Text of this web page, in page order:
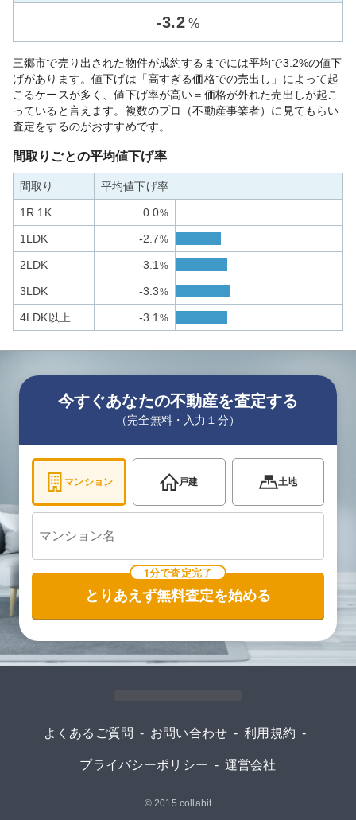
-3.2 %
三郷市で売り出された物件が成約するまでには平均で3.2%の値下
げがあります。値下げは「高すぎる価格での売出し」によって起
こるケースが多く、値下げ率が高い＝価格が外れた売出しが起こ
っていると言えます。複数のプロ（不動産事業者）に見てもらい
査定をするのがおすすめです。
間取りごとの平均値下げ率
間取り 平均値下げ率
1R 1K 0.0%
1LDK -2.7%
2LDK -3.1 %
3LDK -3.3%
4LDK以上 -3.1 %
今すぐあなたの不動産を査定する
（完全無料・入力１分）
マンション 戸建 土地
1分で査定完了
とりあえず無料査定を始める
よくあるご質問 - お問い合わせ - 利用規約 -
プライバシーポリシー - 運営会社
© 2015 collabit